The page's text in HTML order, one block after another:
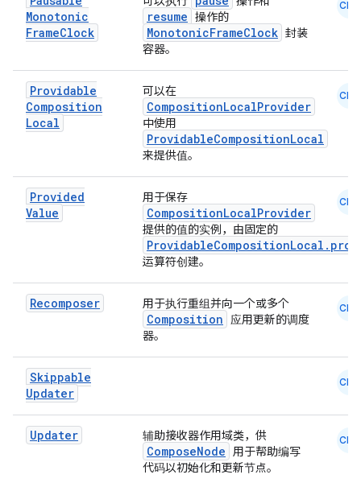
Monotonic
FrameClock
resume 操作的
MonotonicFrameClock 封装
容器。
CMN
Providable
Composition
Local
可以在
CompositionLocalProvider
中使用
ProvidableCompositionLocal
来提供值。
CMN
Provided
Value
用于保存
CompositionLocalProvider
提供的值的实例，由固定的
运算符创建。
CMN
Recomposer 用于执行重组并向一个或多个
Composition
应用更新的调度
器。
CMN
Skippable
Updater
CMN
Updater 辅助接收器作用域类，供
ComposeNode 用于帮助编写
代码以初始化和更新节点。
CMN